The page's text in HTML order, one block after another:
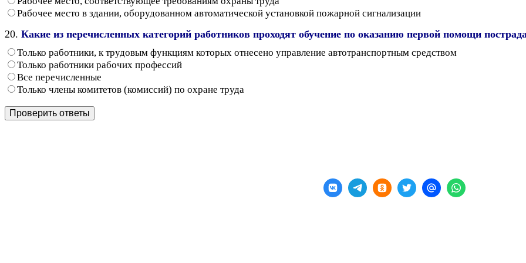
Рабочее место в здании, оборудованном автоматической установкой пожарной сигнализации
20. Какие из перечисленных категорий работников проходят обучение по оказанию первой помощи
Только работники, к трудовым функциям которых отнесено управление автотранспортным средством
Только работники рабочих профессий
Все перечисленные
Только члены комитетов (комиссий) по охране труда